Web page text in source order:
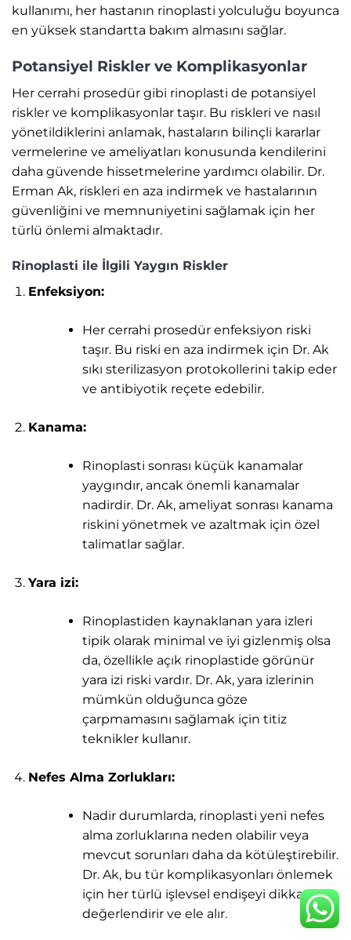
kullanımı, her hastanın rinoplasti yolculuğu boyunca
en yüksek standartta bakım almasını sağlar.
Potansiyel Riskler ve Komplikasyonlar
Her cerrahi prosedür gibi rinoplasti de potansiyel
riskler ve komplikasyonlar taşır. Bu riskleri ve nasıl
yönetildiklerini anlamak, hastaların bilinçli kararlar
vermelerine ve ameliyatları konusunda kendilerini
daha güvende hissetmelerine yardımcı olabilir. Dr.
Erman Ak, riskleri en aza indirmek ve hastalarının
güvenliğini ve memnuniyetini sağlamak için her
türlü önlemi almaktadır.
Rinoplasti ile İlgili Yaygın Riskler
Enfeksiyon:
Her cerrahi prosedür enfeksiyon riski
taşır. Bu riski en aza indirmek için Dr. Ak
sıkı sterilizasyon protokollerini takip eder
ve antibiyotik reçete edebilir.
Kanama:
Rinoplasti sonrası küçük kanamalar
yaygındır, ancak önemli kanamalar
nadirdir. Dr. Ak, ameliyat sonrası kanama
riskini yönetmek ve azaltmak için özel
talimatlar sağlar.
Yara izi:
Rinoplastiden kaynaklanan yara izleri
tipik olarak minimal ve iyi gizlenmiş olsa
da, özellikle açık rinoplastide görünür
yara izi riski vardır. Dr. Ak, yara izlerinin
mümkün olduğunca göze
çarpmamasını sağlamak için titiz
teknikler kullanır.
Nefes Alma Zorlukları:
Nadir durumlarda, rinoplasti yeni nefes
alma zorluklarına neden olabilir veya
mevcut sorunları daha da kötüleştirebilir.
Dr. Ak, bu tür komplikasyonları önlemek
için her türlü işlevsel endişeyi dikkatlice
değerlendirir ve ele alır.